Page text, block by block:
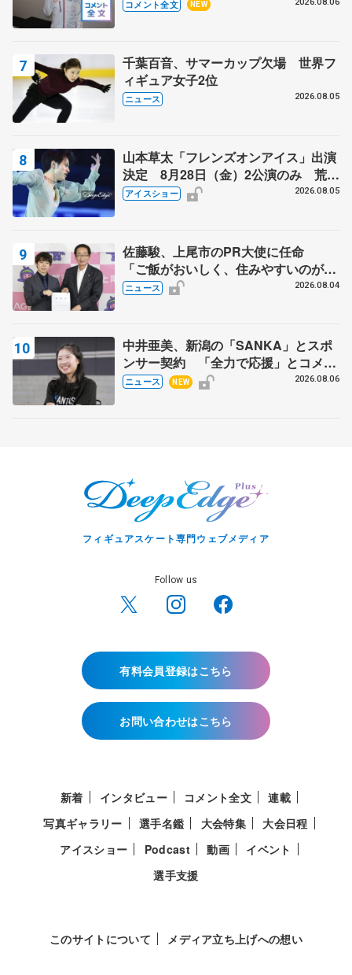
コメント全文 NEW
千葉百音、サマーカップ欠場 世界フ
ィギュア女子2位
ニュース 2026.08.05
山本草太「フレンズオンアイス」出演
決定 8月28日（金）2公演のみ 荒川
静香さんプロデュース、20周年のアイ
アイスショー 2026.08.05
佐藤駿、上尾市のPR大使に任命
「ご飯がおいしく、住みやすいのが魅
力」
ニュース 2026.08.04
中井亜美、新潟の「SANKA」とスポ
ンサー契約 「全力で応援」とコメン
ト
ニュース NEW 2026.08.06
フィギュアスケート専門ウェブメディア
Follow us
有料会員登録はこちら
お問い合わせはこちら
新着 インタビュー コメント全文
連載
写真ギャラリー
選手名鑑 大会特集
大会日程
アイスショー
Podcast 動画
イベント
選手支援
このサイトについて メディア立ち上げへの想い